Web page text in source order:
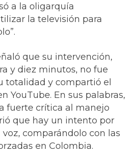
a la oligarquía
la televisión para
que su intervención,
y diez minutos, no fue
totalidad y compartió el
YouTube. En sus palabras,
fuerte crítica al manejo
que hay un intento por
voz, comparándolo con las
en Colombia.